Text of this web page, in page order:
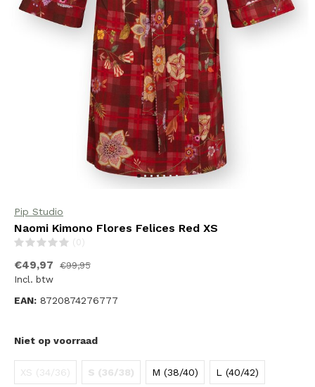
Pip Studio
Naomi Kimono Flores Felices Red XS
(0)
€49,97
€99,95
Incl. btw
EAN: 8720874276777
Niet op voorraad
XS (34/36) S (36/38) M (38/40) L (40/42)